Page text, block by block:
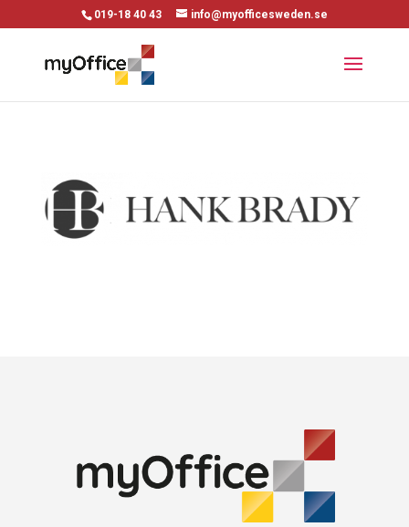
019-18 40 43 info@myofficesweden.se